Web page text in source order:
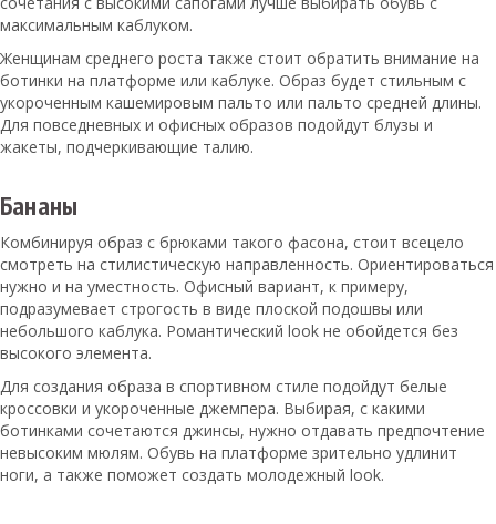
максимальным каблуком.
Женщинам среднего роста также стоит обратить внимание на
ботинки на платформе или каблуке. Образ будет стильным с
укороченным кашемировым пальто или пальто средней длины.
Для повседневных и офисных образов подойдут блузы и
жакеты, подчеркивающие талию.
Бананы
Комбинируя образ с брюками такого фасона, стоит всецело
смотреть на стилистическую направленность. Ориентироваться
нужно и на уместность. Офисный вариант, к примеру,
подразумевает строгость в виде плоской подошвы или
небольшого каблука. Романтический look не обойдется без
высокого элемента.
Для создания образа в спортивном стиле подойдут белые
кроссовки и укороченные джемпера. Выбирая, с какими
ботинками сочетаются джинсы, нужно отдавать предпочтение
невысоким мюлям. Обувь на платформе зрительно удлинит
ноги, а также поможет создать молодежный look.